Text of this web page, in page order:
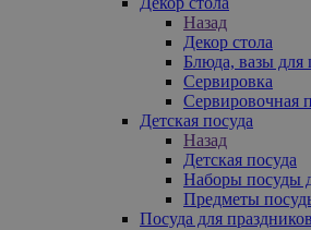
Назад
Декор стола
Блюда, вазы для
Сервировка
Сервировочная
Детская посуда
Назад
Детская посуда
Наборы посуды
Предметы
Посуда для праздников